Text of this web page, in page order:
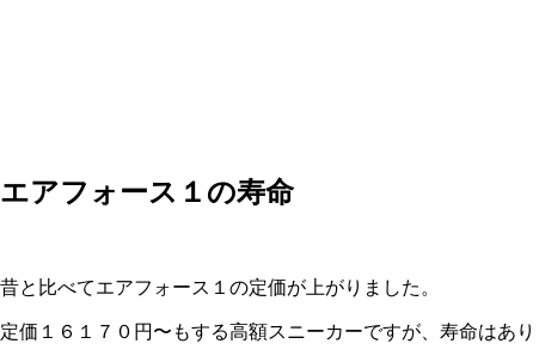
エアフォース１の寿命
昔と比べてエアフォース１の定価が上がりました。
定価１６１７０円〜もする高額スニーカーですが、寿命はあり